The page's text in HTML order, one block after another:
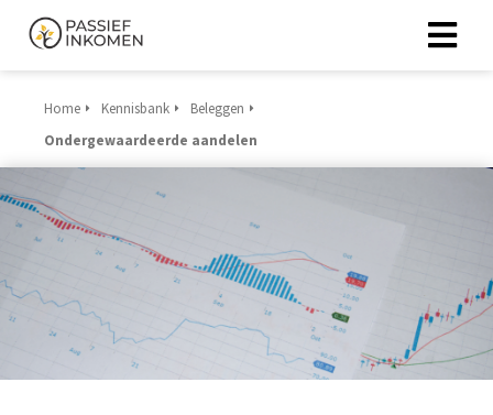
Home Kennisbank
Beleggen
Ondergewaardeerde aandelen